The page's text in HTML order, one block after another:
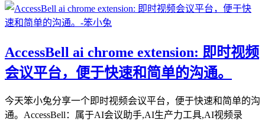
AccessBell ai chrome extension: 即时视频
会议平台，便于快速和简单的沟通。
今天笨小兔分享一个即时视频会议平台，便于快速和简单的沟
通。AccessBell：属于AI会议助手,AI生产力工具,AI视频录